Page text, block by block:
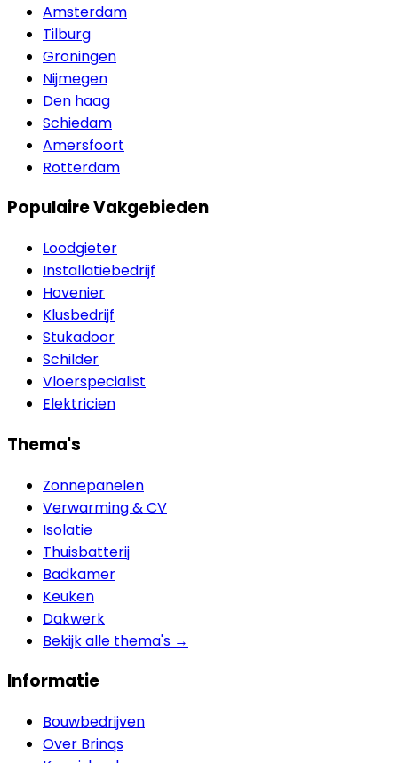
Amsterdam
Tilburg
Groningen
Nijmegen
Den haag
Schiedam
Amersfoort
Rotterdam
Populaire Vakgebieden
Loodgieter
Installatiebedrijf
Hovenier
Klusbedrijf
Stukadoor
Schilder
Vloerspecialist
Elektricien
Thema's
Zonnepanelen
Verwarming & CV
Isolatie
Thuisbatterij
Badkamer
Keuken
Dakwerk
Bekijk alle thema's →
Informatie
Bouwbedrijven
Over Brinqs